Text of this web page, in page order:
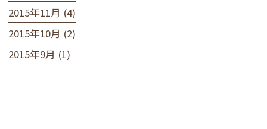
2015年11月 (4)
2015年10月 (2)
2015年9月 (1)